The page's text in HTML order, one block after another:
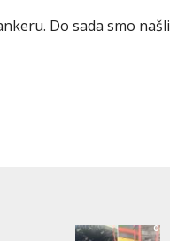
Do sada smo našli
0